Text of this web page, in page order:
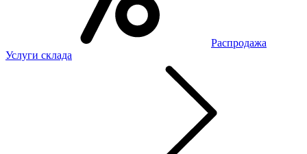
Распродажа
Услуги склада